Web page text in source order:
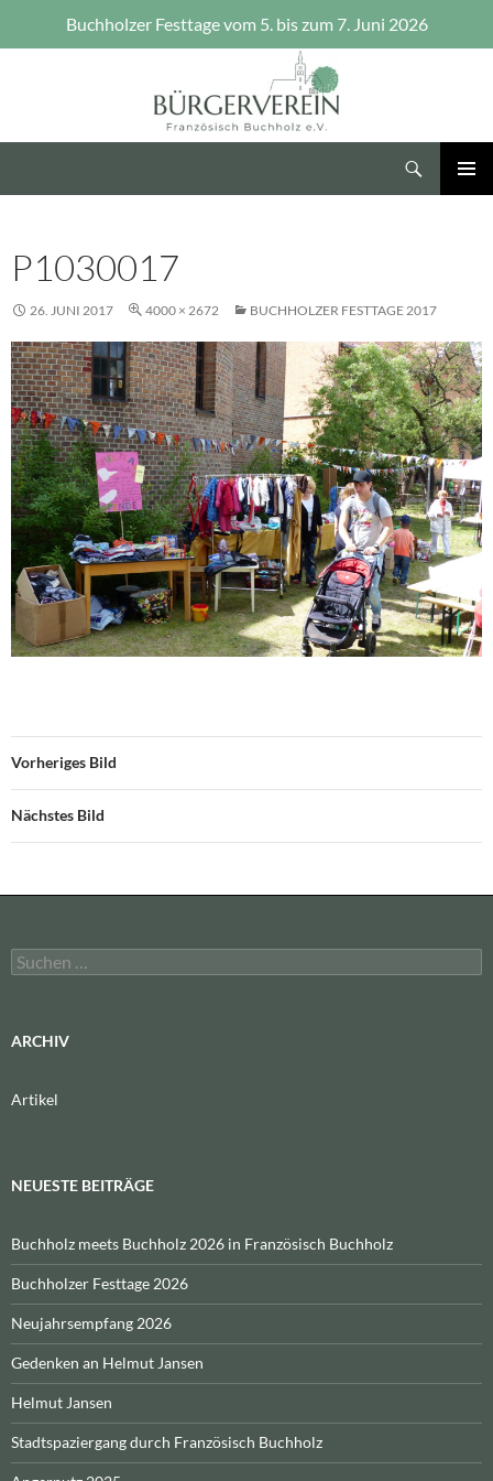
Buchholzer Festtage vom 5. bis zum 7. Juni 2026
P1030017
26. JUNI 2017 4000 × 2672 BUCHHOLZER FESTTAGE 2017
Vorheriges Bild
Nächstes Bild
Suchen
nach:
ARCHIV
Artikel
NEUESTE BEITRÄGE
Buchholz meets Buchholz 2026 in Französisch Buchholz
Buchholzer Festtage 2026
Neujahrsempfang 2026
Gedenken an Helmut Jansen
Helmut Jansen
Stadtspaziergang durch Französisch Buchholz